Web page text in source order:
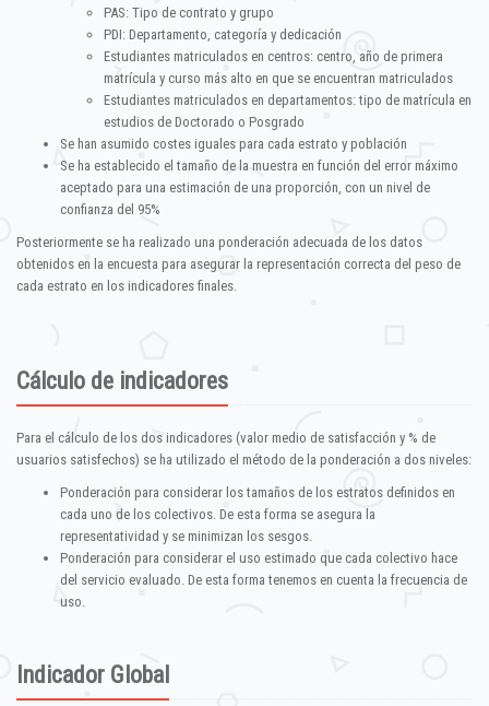
PAS: Tipo de contrato y grupo
PDI: Departamento, categoría y dedicación
Estudiantes matriculados en centros: centro, año de primera
matrícula y curso más alto en que se encuentran matriculados
Estudiantes matriculados en departamentos: tipo de matrícula en
estudios de Doctorado o Posgrado
Se han asumido costes iguales para cada estrato y población
Se ha establecido el tamaño de la muestra en función del error máximo
aceptado para una estimación de una proporción, con un nivel de
confianza del 95%
Posteriormente se ha realizado una ponderación adecuada de los datos
obtenidos en la encuesta para asegurar la representación correcta del peso de
cada estrato en los indicadores finales.
Cálculo de indicadores
Para el cálculo de los dos indicadores (valor medio de satisfacción y % de
usuarios satisfechos) se ha utilizado el método de la ponderación a dos niveles:
Ponderación para considerar los tamaños de los estratos definidos en
cada uno de los colectivos. De esta forma se asegura la
representatividad y se minimizan los sesgos.
Ponderación para considerar el uso estimado que cada colectivo hace
del servicio evaluado. De esta forma tenemos en cuenta la frecuencia de
uso.
Indicador Global